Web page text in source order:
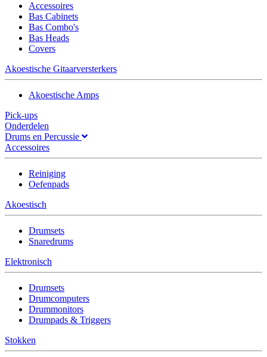
Accessoires
Bas Cabinets
Bas Combo's
Bas Heads
Covers
Akoestische Gitaarversterkers
Akoestische Amps
Pick-ups
Onderdelen
Drums en Percussie
Accessoires
Reiniging
Oefenpads
Akoestisch
Drumsets
Snaredrums
Elektronisch
Drumsets
Drumcomputers
Drummonitors
Drumpads & Triggers
Stokken